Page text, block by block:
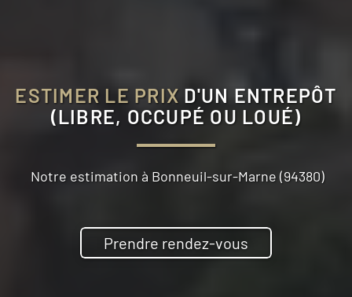
ESTIMER LE PRIX D'UN ENTREPÔT
(LIBRE, OCCUPÉ OU LOUÉ)
Notre estimation à Bonneuil-sur-Marne (94380)
Prendre rendez-vous